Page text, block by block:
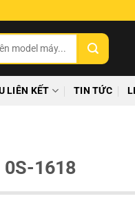
LIÊN KẾT TIN TỨC
0S-1618